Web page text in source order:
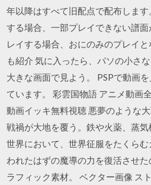
年以降はすべて旧配点で配布しま
する場合、一部プレイできない譜
レイする場合、おにのみのプレイ
も紹介 気に入ったら、パソの小さ
大きな画面で見よう。 PSPで動画
ています。 彩雲国物語 アニメ動画
動画イッキ無料視聴 悪夢のような
戦禍が大地を覆う。鉄や火薬、蒸
世界において、世界征服をたくら
われたはずの魔導の力を復活させ
ラフィック素材。 ベクター画像 ス